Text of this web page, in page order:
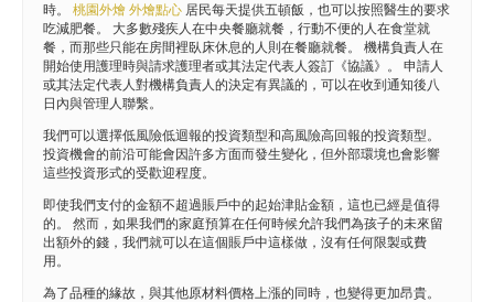
時。 桃園外燴 外燴點心 居民每天提供五頓飯，也可以按照醫生的要求
吃減肥餐。 大多數殘疾人在中央餐廳就餐，行動不便的人在食堂就
餐，而那些只能在房間裡臥床休息的人則在餐廳就餐。 機構負責人在
開始使用護理時與請求護理者或其法定代表人簽訂《協議》。 申請人
或其法定代表人對機構負責人的決定有異議的，可以在收到通知後八
日內與管理人聯繫。
我們可以選擇低風險低迴報的投資類型和高風險高回報的投資類型。
投資機會的前沿可能會因許多方面而發生變化，但外部環境也會影響
這些投資形式的受歡迎程度。
即使我們支付的金額不超過賬戶中的起始津貼金額，這也已經是值得
的。 然而，如果我們的家庭預算在任何時候允許我們為孩子的未來留
出額外的錢，我們就可以在這個賬戶中這樣做，沒有任何限製或費
用。
為了品種的緣故，與其他原材料價格上漲的同時，也變得更加昂貴。